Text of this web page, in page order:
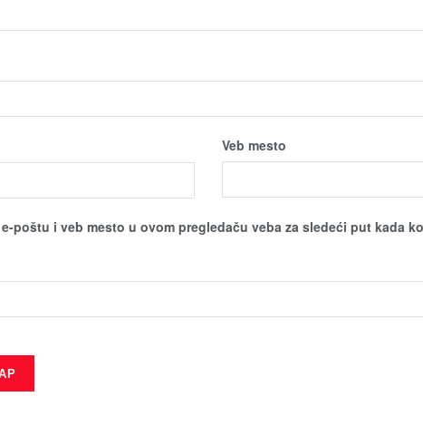
Veb mesto
e-poštu i veb mesto u ovom pregledaču veba za sledeći put kada